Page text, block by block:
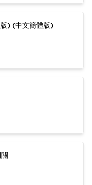
) (中文簡體版)